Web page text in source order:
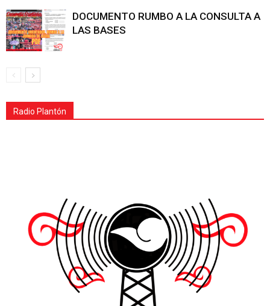
DOCUMENTO RUMBO A LA CONSULTA A
LAS BASES
Radio Plantón